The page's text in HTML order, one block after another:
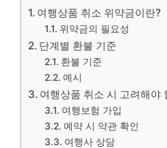
여행상품 취소 위약금이란?
위약금의 필요성
단계별 환불 기준
환불 기준
예시
여행상품 취소 시 고려해야
여행보험 가입
예약 시 약관 확인
여행사 상담